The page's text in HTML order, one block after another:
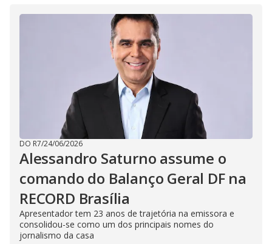
DO R7/24/06/2026
Alessandro Saturno assume o
comando do Balanço Geral DF na
RECORD Brasília
Apresentador tem 23 anos de trajetória na emissora e
consolidou-se como um dos principais nomes do
jornalismo da casa